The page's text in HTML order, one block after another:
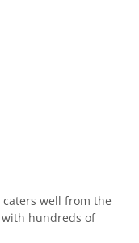
caters well from the
hundreds of